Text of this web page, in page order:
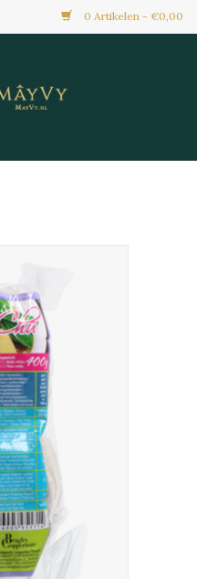
0 Artikelen - €0,00